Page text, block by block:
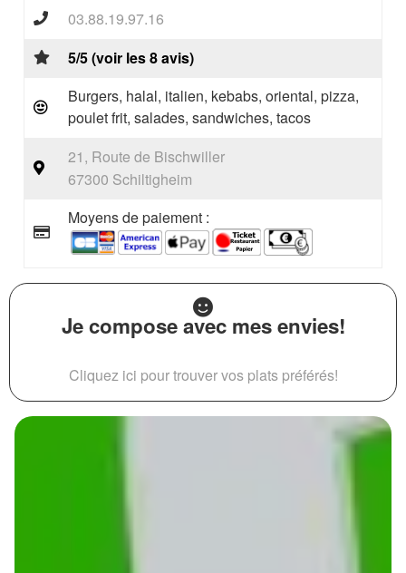
03.88.19.97.16
5/5 (voir les 8 avis)
Burgers, halal, italien, kebabs, oriental, pizza,
poulet frit, salades, sandwiches, tacos
21, Route de Bischwiller
67300 Schiltigheim
Moyens de paiement :
Je compose avec mes envies!
Cliquez ici pour trouver vos plats préférés!